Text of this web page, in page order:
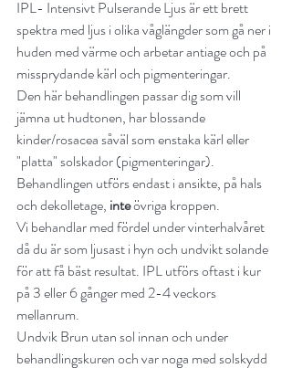
IPL- Intensivt Pulserande Ljus är ett brett
spektra med ljus i olika våglängder som gå ner i
huden med värme och arbetar antiage och på
missprydande kärl och pigmenteringar.
Den här behandlingen passar dig som vill
jämna ut hudtonen, har blossande
kinder/rosacea såväl som enstaka kärl eller
"platta" solskador (pigmenteringar).
Behandlingen utförs endast i ansikte, på hals
och dekolletage, inte övriga kroppen.
Vi behandlar med fördel under vinterhalvåret
då du är som ljusast i hyn och undvikt solande
för att få bäst resultat. IPL utförs oftast i kur
på 3 eller 6 gånger med 2-4 veckors
mellanrum.
Undvik Brun utan sol innan och under
behandlingskuren och var noga med solskydd